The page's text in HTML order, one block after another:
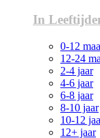
In
0-12
12-24
2-4 jaar
4-6 jaar
6-8 jaar
8-10 jaar
10-12
12+ jaar